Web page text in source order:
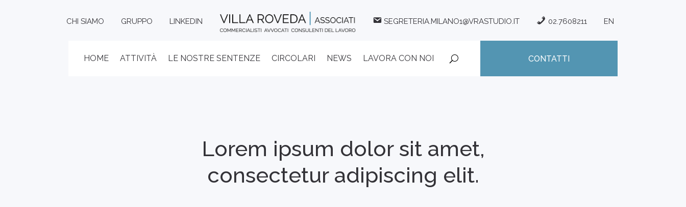
CHI SIAMO GRUPPO LINKEDIN SEGRETERIA.MILANO1@VRASTUDIO.IT 02.7608211 EN
HOME ATTIVITÀ LE NOSTRE SENTENZE CIRCOLARI NEWS LAVORA CON NOI CONTATTI
Lorem ipsum dolor sit amet,
consectetur adipiscing elit.